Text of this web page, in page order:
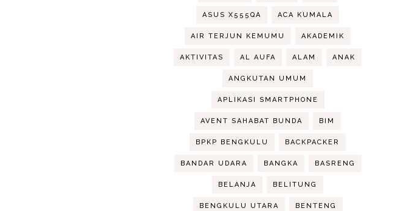
ASUS X555QA ACA KUMALA
AIR TERJUN KEMUMU AKADEMIK
AKTIVITAS AL AUFA ALAM ANAK
ANGKUTAN UMUM
APLIKASI SMARTPHONE
AVENT SAHABAT BUNDA BIM
BPKP BENGKULU BACKPACKER
BANDAR UDARA BANGKA BASRENG
BELANJA BELITUNG
BENGKULU UTARA BENTENG